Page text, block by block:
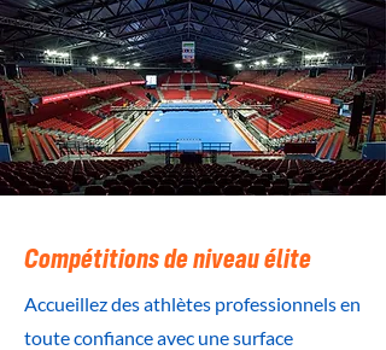
Compétitions de niveau élite
Accueillez des athlètes professionnels en
toute confiance avec une surface